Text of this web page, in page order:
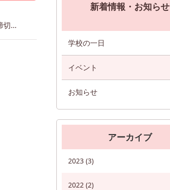
＜お知らせ＞7月16日（土）オープンキャンパス受付締切について
新着情報・お知らせ
学校の一日
イベント
お知らせ
アーカイブ
2023 (3)
2022 (2)